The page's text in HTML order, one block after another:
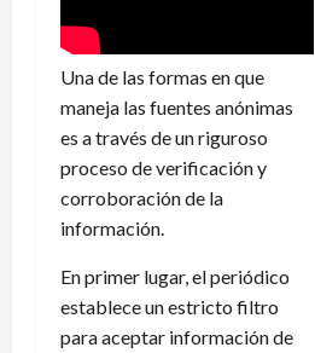
Una de las formas en que
maneja las fuentes anónimas
es a través de un riguroso
proceso de verificación y
corroboración de la
información.
En primer lugar, el periódico
establece un estricto filtro
para aceptar información de